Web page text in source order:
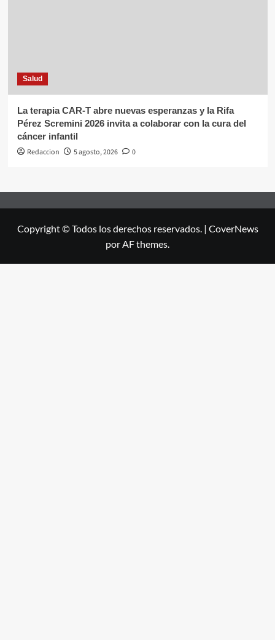
Salud
La terapia CAR-T abre nuevas esperanzas y la Rifa
Pérez Scremini 2026 invita a colaborar con la cura del
cáncer infantil
Redaccion
5 agosto, 2026 0
Copyright © Todos los derechos reservados. | CoverNews
por AF themes.